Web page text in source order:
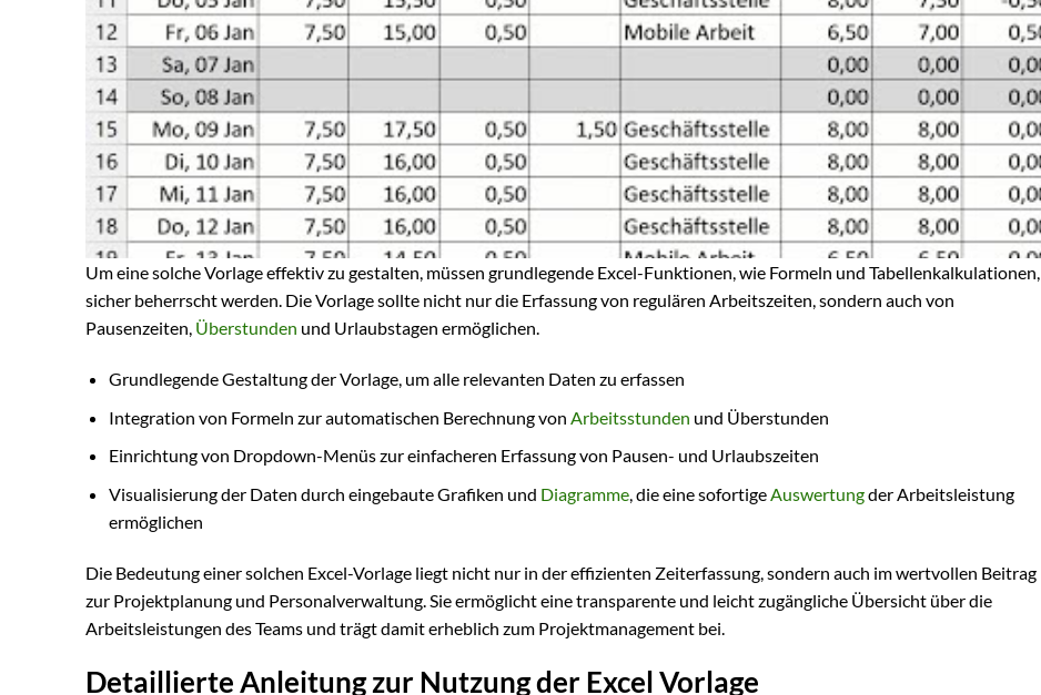
Um eine solche Vorlage effektiv zu gestalten, müssen grundlegende Excel-Funktionen, wie Formeln und Tabellenkalkulationen,
sicher beherrscht werden. Die Vorlage sollte nicht nur die Erfassung von regulären Arbeitszeiten, sondern auch von
Pausenzeiten, Überstunden und Urlaubstagen ermöglichen.
Grundlegende Gestaltung der Vorlage, um alle relevanten Daten zu erfassen
Integration von Formeln zur automatischen Berechnung von Arbeitsstunden und Überstunden
Einrichtung von Dropdown-Menüs zur einfacheren Erfassung von Pausen- und Urlaubszeiten
Visualisierung der Daten durch eingebaute Grafiken und Diagramme, die eine sofortigeAuswertungder Arbeitsleistung
ermöglichen
Die Bedeutung einer solchen Excel-Vorlage liegt nicht nur in der effizienten Zeiterfassung, sondern auch im wertvollen Beitrag
zur Projektplanung und Personalverwaltung. Sie ermöglicht eine transparente und leicht zugängliche Übersicht über die
Arbeitsleistungen des Teams und trägt damit erheblich zum Projektmanagement bei.
Detaillierte Anleitung zur Nutzung der Excel Vorlage